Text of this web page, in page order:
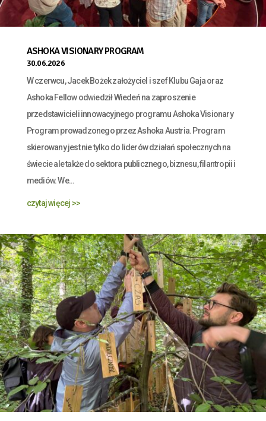
ASHOKA VISIONARY PROGRAM
30.06.2026
W czerwcu, Jacek Bożek założyciel i szef Klubu Gaja oraz
Ashoka Fellow odwiedził Wiedeń na zaproszenie
przedstawicieli innowacyjnego programu Ashoka Visionary
Program prowadzonego przez Ashoka Austria. Program
skierowany jest nie tylko do liderów działań społecznych na
świecie ale także do sektora publicznego, biznesu, filantropii i
mediów. We...
czytaj więcej >>